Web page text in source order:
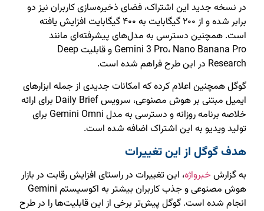
در نسخه جدید این اشتراک، فضای ذخیره‌سازی کاربران نیز دو
برابر شده و از ۲۰۰ گیگابایت به ۴۰۰ گیگابایت افزایش یافته
است. همچنین دسترسی به مدل‌های پیشرفته‌ای مانند
Gemini 3 Pro، Nano Banana Pro و قابلیت Deep
Research در این طرح فراهم شده است.
گوگل همچنین اعلام کرده که امکانات جدیدی از جمله ابزارهای
ایمیل مبتنی بر هوش مصنوعی، سرویس Daily Brief برای ارائه
خلاصه برنامه روزانه و دسترسی به مدل Gemini Omni برای
تولید ویدیو به این اشتراک اضافه شده است.
هدف گوگل از این تغییرات
به گزارش خبرواژه، این تغییرات در راستای افزایش رقابت در بازار
هوش مصنوعی و جذب کاربران بیشتر به اکوسیستم Gemini
انجام شده است. گوگل پیش‌تر برخی از این قابلیت‌ها را در طرح